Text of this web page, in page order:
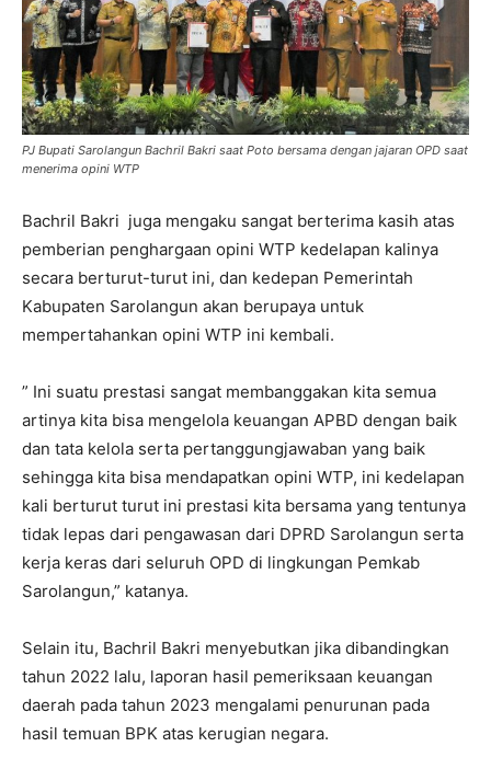
PJ Bupati Sarolangun Bachril Bakri saat Poto bersama dengan jajaran OPD saat
menerima opini WTP
Bachril Bakri juga mengaku sangat berterima kasih atas
pemberian penghargaan opini WTP kedelapan kalinya
secara berturut-turut ini, dan kedepan Pemerintah
Kabupaten Sarolangun akan berupaya untuk
mempertahankan opini WTP ini kembali.
” Ini suatu prestasi sangat membanggakan kita semua
artinya kita bisa mengelola keuangan APBD dengan baik
dan tata kelola serta pertanggungjawaban yang baik
sehingga kita bisa mendapatkan opini WTP, ini kedelapan
kali berturut turut ini prestasi kita bersama yang tentunya
tidak lepas dari pengawasan dari DPRD Sarolangun serta
kerja keras dari seluruh OPD di lingkungan Pemkab
Sarolangun,” katanya.
Selain itu, Bachril Bakri menyebutkan jika dibandingkan
tahun 2022 lalu, laporan hasil pemeriksaan keuangan
daerah pada tahun 2023 mengalami penurunan pada
hasil temuan BPK atas kerugian negara.